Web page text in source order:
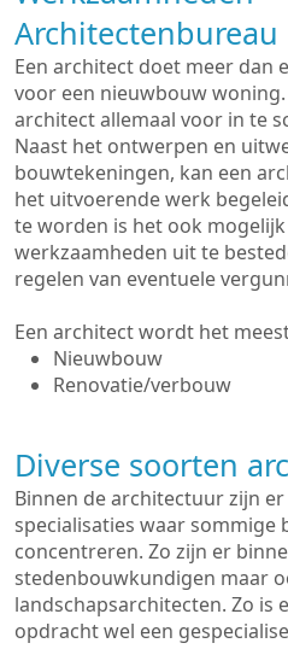
Architectenbureau
Een architect doet meer dan
voor een nieuwbouw
architect allemaal voor in te
Naast het ontwerpen en
bouwtekeningen, kan een
het uitvoerende werk
te worden is het ook
werkzaamheden uit te
regelen van eventuele
Een architect wordt het
Nieuwbouw
Renovatie/verbouw
Diverse soorten
Binnen de architectuur zijn
specialisaties waar sommige
concentreren. Zo zijn er
stedenbouwkundigen maar
landschapsarchitecten. Zo is
opdracht wel een